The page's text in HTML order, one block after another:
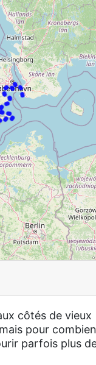
côtés de vieux
pour
parfois plus